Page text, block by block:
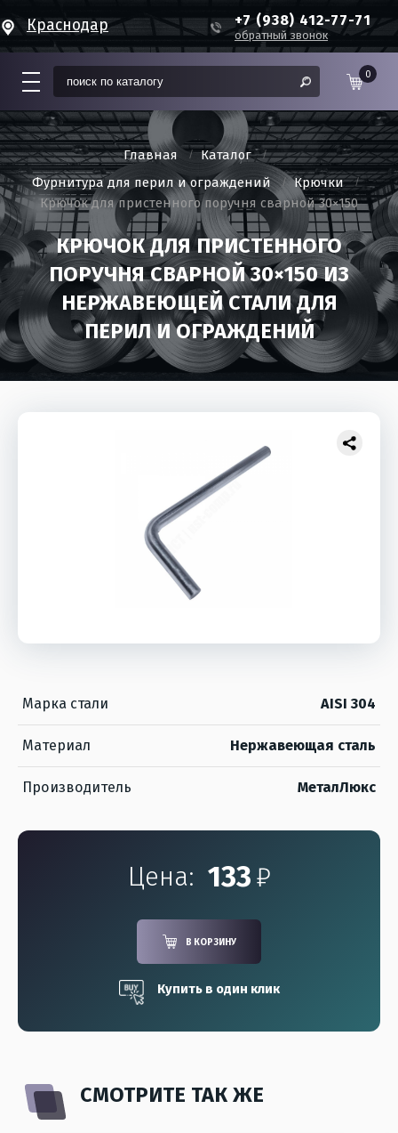
Краснодар +7 (938) 412-77-71
обратный звонок
0
Главная
Каталог
Фурнитура для перил и ограждений
Крючки
Крючок для пристенного поручня сварной 30×150
КРЮЧОК ДЛЯ ПРИСТЕННОГО
ПОРУЧНЯ СВАРНОЙ 30×150 ИЗ
НЕРЖАВЕЮЩЕЙ СТАЛИ ДЛЯ
ПЕРИЛ И ОГРАЖДЕНИЙ
Марка стали AISI 304
Материал Нержавеющая сталь
Производитель МеталЛюкс
Цена: 133₽
В КОРЗИНУ
Купить в один клик
СМОТРИТЕ ТАК ЖЕ